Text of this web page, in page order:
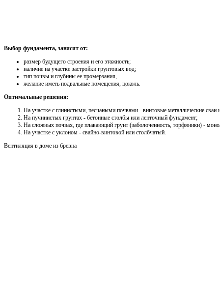
Выбор фундамента, зависит от:
размер будущего строения и его этажность;
наличие на участке застройки грунтовых вод;
тип почвы и глубины ее промерзания,
желание иметь подвальные помещения, цоколь.
Оптимальные решения:
На участке с глинистыми, песчаными почвами - винтовые металлические
На пучинистых грунтах - бетонные столбы или ленточный фундамент;
На сложных почвах, где плавающий грунт (заболоченность, торфяники) -
На участке с уклоном - свайно-винтовой или столбчатый.
Вентиляция в доме из бревна